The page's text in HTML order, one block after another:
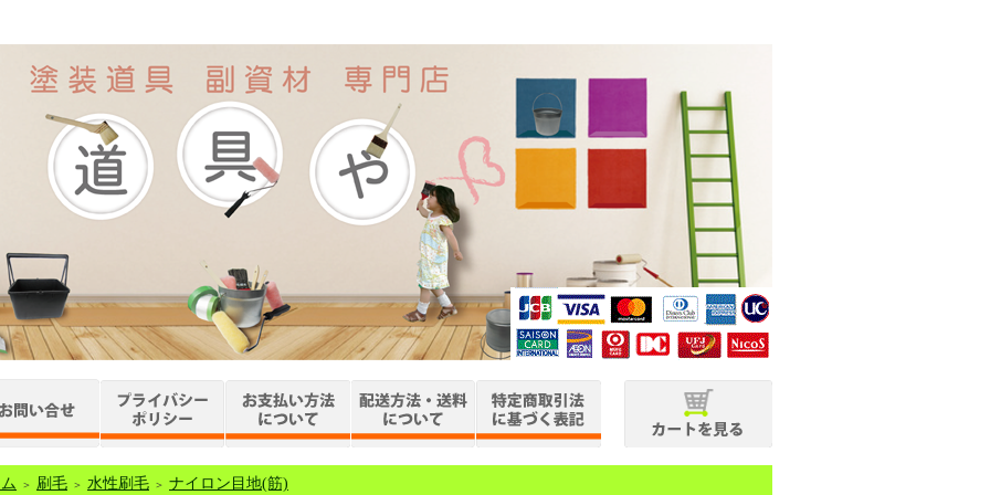
＞ 刷毛 ＞ 水性刷毛 ＞ ナイロン目地(筋)